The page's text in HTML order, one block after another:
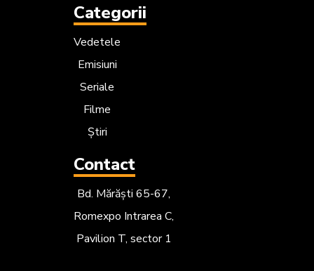
Categorii
Vedetele
Emisiuni
Seriale
Filme
Știri
Contact
Bd. Mărăști 65-67,
Romexpo Intrarea C,
Pavilion T, sector 1